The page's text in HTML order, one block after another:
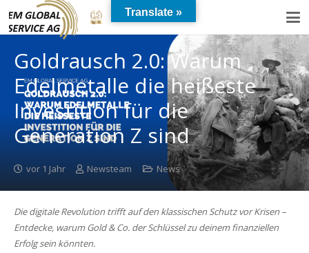
Goldrausch 2.0: Warum
Edelmetalle die heißeste
Investition für die
Generation Z sind
vor 1 Jahr Newsteam News
Die digitale Revolution trifft auf den klassischen Schutz vor Krisen –
Entdecke, warum Gold & Co. der Schlüssel zu deinem finanziellen
Erfolg sein könnten.
Translate »